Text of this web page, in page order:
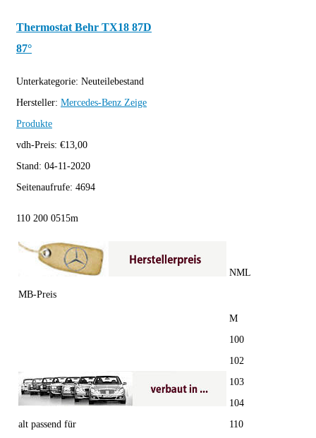
Thermostat Behr TX18 87D
87°
Unterkategorie: Neuteilebestand
Hersteller: Mercedes-Benz Zeige
Produkte
vdh-Preis: €13,00
Stand: 04-11-2020
Seitenaufrufe: 4694
110 200 0515m
MB-Preis
NML
alt passend für
M
100
102
103
104
110